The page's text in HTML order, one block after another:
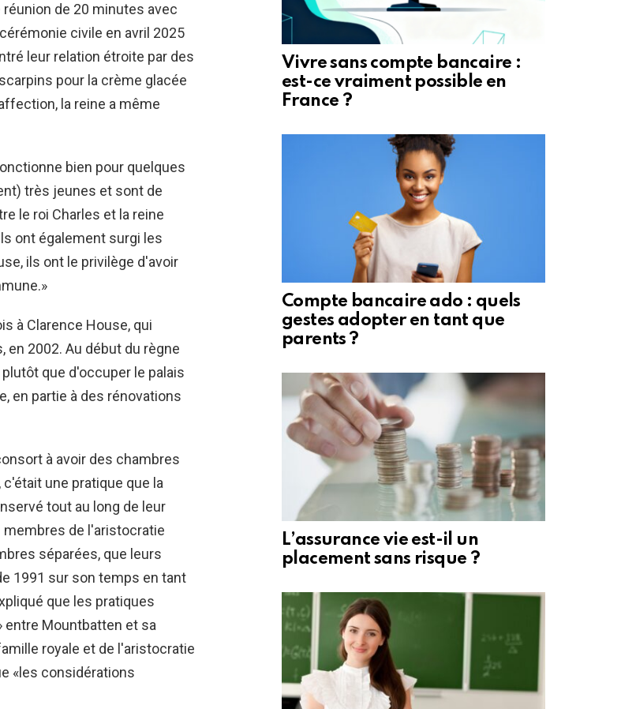
de 20 minutes avec
civile en avril 2025
leur relation étroite par des
pour la crème glacée
la reine a même
bien pour quelques
très jeunes et sont de
le roi Charles et la reine
ont également surgi les
ils ont le privilège d'avoir
à Clarence House, qui
en 2002. Au début du règne
que d'occuper le palais
en partie à des rénovations
à avoir des chambres
une pratique que la
tout au long de leur
membres de l'aristocratie
séparées, que leurs
1991 sur son temps en tant
que les pratiques
entre Mountbatten et sa
royale et de l'aristocratie
«les considérations
Vivre sans compte bancaire :
est-ce vraiment possible en
France ?
Compte bancaire ado : quels
gestes adopter en tant que
parents ?
L’assurance vie est-il un
placement sans risque ?